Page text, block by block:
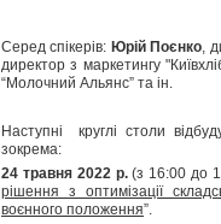
Серед спікерів: Юрій Поєнко,
директор з маркетингу
“Молочний Альянс” та ін.
Наступні круглі столи
зокрема:
24 травня 2022 р.(з 16:00 до
рішення з оптимізації
воєнного положення”.